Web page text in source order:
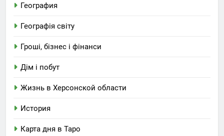
География
Географія світу
Гроші, бізнес і фінанси
Дім і побут
Жизнь в Херсонской области
История
Карта дня в Таро